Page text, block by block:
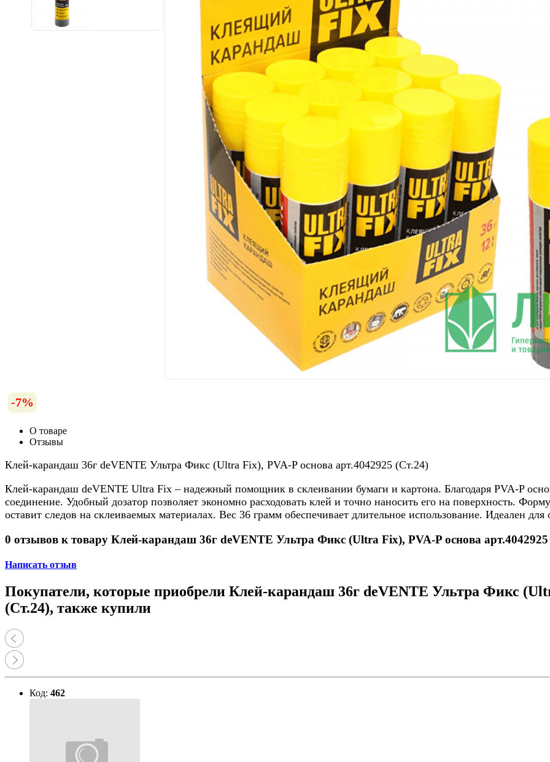
-7%
О товаре
Отзывы
Клей-карандаш 36г deVENTE Ультра Фикс (Ultra Fix), PVA-P основа арт.4042925 (Ст.24)
Клей-карандаш deVENTE Ultra Fix – надежный помощник в склеивании бумаги и картона. Благодаря PVA-P
соединение. Удобный дозатор позволяет экономно расходовать клей и точно наносить его на поверхность.
оставит следов на склеиваемых материалах. Вес 36 грамм обеспечивает длительное использование. Идеален
0 отзывов к товару Клей-карандаш 36г deVENTE Ультра Фикс (Ultra Fix), PVA-P основа
Написать отзыв
Покупатели, которые приобрели Клей-карандаш 36г deVENTE Ультра Фикс
(Ст.24), также купили
Код: 462